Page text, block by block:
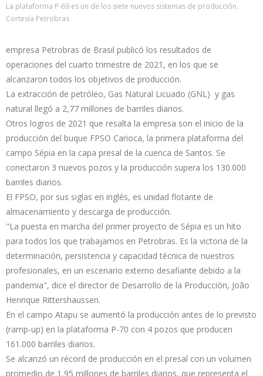
La plataforma P-69 es un de los siete nuevos sistemas de producción.
Cortesía Petrobras
empresa Petrobras de Brasil publicó los resultados de
operaciones del cuarto trimestre de 2021, en los que se
alcanzaron todos los objetivos de producción.
La extracción de petróleo, Gas Natural Licuado (GNL) y gas
natural llegó a 2,77 millones de barriles diarios.
Otros logros de 2021 que resalta la empresa son el inicio de la
producción del buque FPSO Carioca, la primera plataforma del
campo Sépia en la capa presal de la cuenca de Santos. Se
conectaron 3 nuevos pozos y la producción supera los 130.000
barriles diarios.
El FPSO, por sus siglas en inglés, es unidad flotante de
almacenamiento y descarga de producción.
"La puesta en marcha del primer proyecto de Sépia es un hito
para todos los que trabajamos en Petrobras. Es la victoria de la
determinación, persistencia y capacidad técnica de nuestros
profesionales, en un escenario externo desafiante debido a la
pandemia", dice el director de Desarrollo de la Producción, João
Henrique Rittershaussen.
En el campo Atapu se aumentó la producción antes de lo previsto
(ramp-up) en la plataforma P-70 con 4 pozos que producen
161.000 barriles diarios.
Se alcanzó un récord de producción en el presal con un volumen
promedio de 1,95 millones de barriles diarios, que representa el